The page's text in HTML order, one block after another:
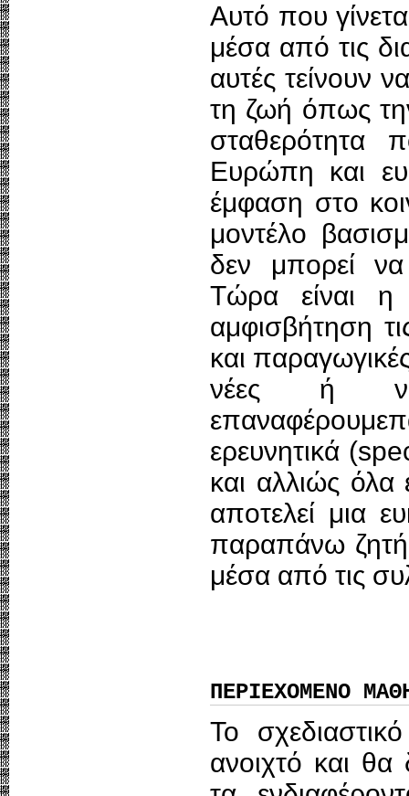
Αυτό που
μέσα από τις
αυτές τείνουν
τη ζωή όπως
σταθερότητα
Ευρώπη και
έμφαση στο
μοντέλο
δεν μπορεί
Τώρα είναι η
αμφισβήτηση
και
νέες ή να
ερευνητικά
και αλλιώς όλα
αποτελεί μια
παραπάνω
μέσα από τις
ΠΕΡΙΕΧΟΜΕΝΟ
Το
ανοιχτό και